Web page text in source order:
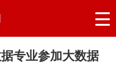
专业参加大数据